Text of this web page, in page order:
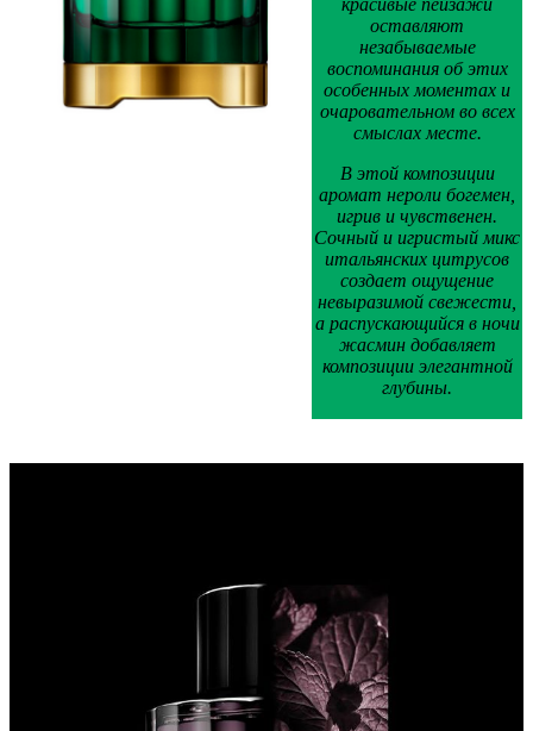
красивые пейзажи
оставляют
незабываемые
воспоминания об этих
особенных моментах и
очаровательном во всех
смыслах месте.
В этой композиции
аромат нероли богемен,
игрив и чувственен.
Сочный и игристый микс
итальянских цитрусов
создает ощущение
невыразимой свежести,
а распускающийся в ночи
жасмин добавляет
композиции элегантной
глубины.